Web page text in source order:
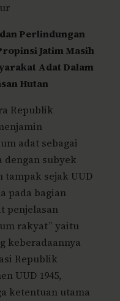
Perlindungan
Jatim Masih
Adat Dalam
Hutan
Republik
adat sebagai
dengan subyek
sejak UUD
pada bagian
penjelasan
rakyat” yaitu
keberadaannya
Republik
UUD 1945,
ketentuan utama